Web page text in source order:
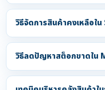
วิธีจัดการสินค้าคงเหลือใ
วิธีลดปัญหาสต็อกขาดใน